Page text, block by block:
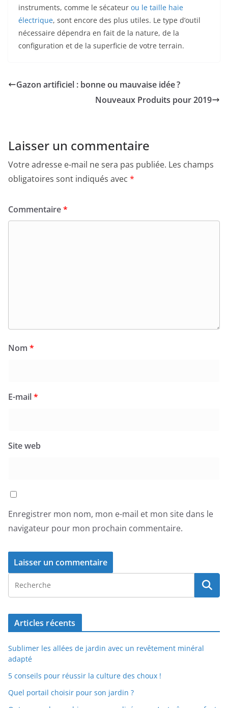
instruments, comme le sécateur ou le taille haie
électrique, sont encore des plus utiles. Le type d’outil
nécessaire dépendra en fait de la nature, de la
configuration et de la superficie de votre terrain.
Gazon artificiel : bonne ou mauvaise idée ?
Nouveaux Produits pour 2019
Laisser un commentaire
Votre adresse e-mail ne sera pas publiée. Les champs
obligatoires sont indiqués avec *
Commentaire*
Nom *
E-mail*
Site web
Enregistrer mon nom, mon e-mail et mon site dans le
navigateur pour mon prochain commentaire.
Articles récents
Sublimer les allées de jardin avec un revêtement minéral
adapté
5 conseils pour réussir la culture des choux !
Quel portail choisir pour son jardin ?